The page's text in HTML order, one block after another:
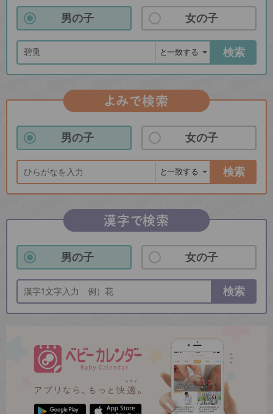
男の子 女の子
検索
よみで検索
男の子 女の子
検索
漢字で検索
男の子 女の子
検索